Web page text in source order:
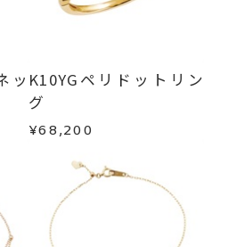
ら在庫状況を確認いたしま
る場合： 約1週間～1ヶ月以
ます。
： 商品ページに記載のある
から製作いたします。
文前にお問い合わせくださ
状況を確認いたします。
、商品の返品・交換・返金
傷や汚れが発生した商品
以上経過した商品
ている商品
繰り返している場合
期しておりますが、万が一
ッ K10YGペリドットリン
グ
¥68,200